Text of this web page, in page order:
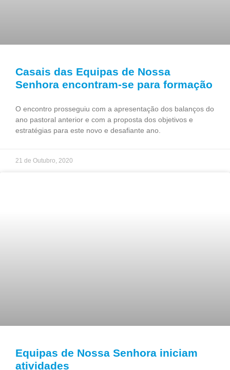
Casais das Equipas de Nossa
Senhora encontram-se para formação
O encontro prosseguiu com a apresentação dos balanços do
ano pastoral anterior e com a proposta dos objetivos e
estratégias para este novo e desafiante ano.
21 de Outubro, 2020
Equipas de Nossa Senhora iniciam
atividades